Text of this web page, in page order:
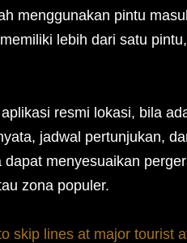
menggunakan pintu
lebih dari satu
resmi lokasi, bila
jadwal pertunjukan,
menyesuaikan
zona populer.
skip lines at major tourist